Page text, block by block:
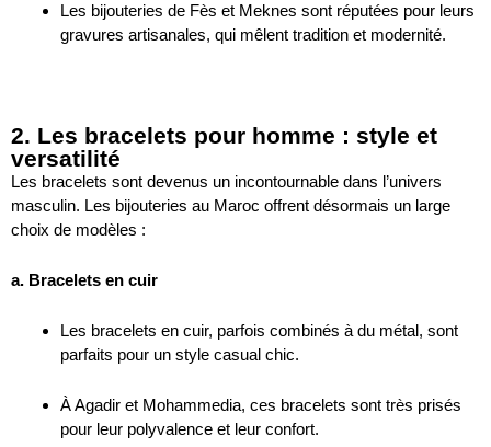
Les bijouteries de Fès et Meknes sont réputées pour leurs
gravures artisanales, qui mêlent tradition et modernité.
2. Les bracelets pour homme : style et
versatilité
Les bracelets sont devenus un incontournable dans l’univers
masculin. Les bijouteries au Maroc offrent désormais un large
choix de modèles :
a. Bracelets en cuir
Les bracelets en cuir, parfois combinés à du métal, sont
parfaits pour un style casual chic.
À Agadir et Mohammedia, ces bracelets sont très prisés
pour leur polyvalence et leur confort.